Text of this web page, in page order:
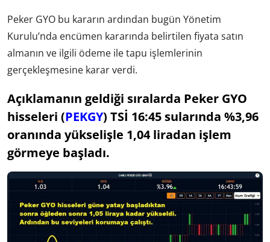
Peker GYO bu kararın ardından bugün Yönetim
Kurulu’nda encümen kararında belirtilen fiyata satın
almanın ve ilgili ödeme ile tapu işlemlerinin
gerçekleşmesine karar verdi.
Açıklamanın geldiği sıralarda Peker GYO
hisseleri (PEKGY) TSİ 16:45 sularında %3,96
oranında yükselişle 1,04 liradan işlem
görmeye başladı.